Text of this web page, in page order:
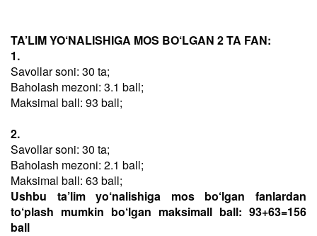
TA’LIM YO‘NALISHIGA MOS BO‘LGAN 2 TA FAN:
1.
Savollar soni: 30 ta;
Baholash mezoni: 3.1 ball;
Maksimal ball: 93 ball;
2.
Savollar soni: 30 ta;
Baholash mezoni: 2.1 ball;
Maksimal ball: 63 ball;
Ushbu ta’lim yo‘nalishiga mos bo‘lgan fanlardan
to‘plash mumkin bo‘lgan maksimall ball: 93+63=156
ball